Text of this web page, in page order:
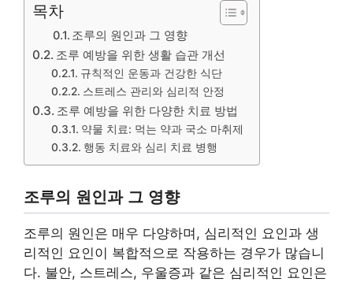
목차
조루의 원인과 그 영향
조루 예방을 위한 생활 습관 개선
규칙적인 운동과 건강한 식단
스트레스 관리와 심리적 안정
조루 예방을 위한 다양한 치료 방법
약물 치료: 먹는 약과 국소 마취제
행동 치료와 심리 치료 병행
조루의 원인과 그 영향
조루의 원인은 매우 다양하며, 심리적인 요인과 생
리적인 요인이 복합적으로 작용하는 경우가 많습니
다. 불안, 스트레스, 우울증과 같은 심리적인 요인은